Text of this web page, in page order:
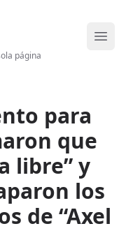
página
Abrir
para
que
libre” y
los
de “Axel